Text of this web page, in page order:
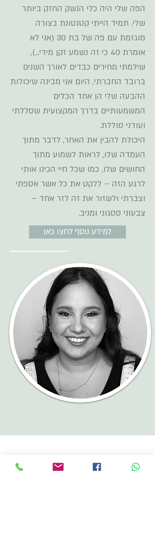
הפה שלי היה כלי הנשק החזק ביותר
שלי. תמיד הייתי קטנטונת בצורה
מוגזמת עם פה של בת 30 (אני לא
אומרת 40 כי זה נשמע זקן מידי...),
שילמתי מחירים כבדים לאורך השנים
ברובד החברתי, היום אני מבינה שיכולות
ההבעה שלי הן אחד הכלים
המשמעותיים בדרך המקצועית שסללתי
ועודני סוללת.
היכולת להבין את האחר, לדבר מתוך
העמדה שלו, לראות לשמוע מתוך
החושים שלו, כמו שכל חיי הכינו אותי
לרגע הזה – ללקט את כל אשר אספתי
וצברתי ולשזור את זה לזר אחד –
צבעוני ססגוני ומניב.
למידע נוסף לחצו כאן
הטיפ של רוית